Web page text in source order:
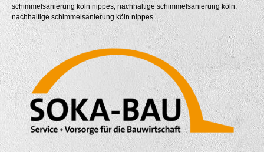
schimmelsanierung köln nippes, nachhaltige schimmelsanierung köln,
nachhaltige schimmelsanierung köln nippes